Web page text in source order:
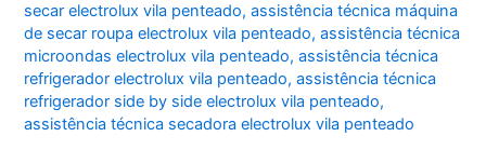
secar electrolux vila penteado,assistência técnica máquina
de secar roupa electrolux vila penteado,assistência técnica
microondas electrolux vila penteado,assistência técnica
refrigerador electrolux vila penteado,assistência técnica
refrigerador side by side electrolux vila penteado,
assistência técnica secadora electrolux vila penteado